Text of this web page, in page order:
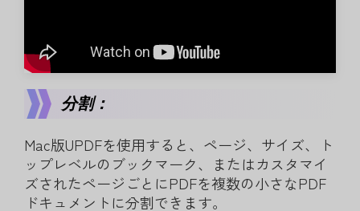
分割：
Mac版UPDFを使用すると、ページ、サイズ、ト
ップレベルのブックマーク、またはカスタマイ
ズされたページごとにPDFを複数の小さなPDF
ドキュメントに分割できます。